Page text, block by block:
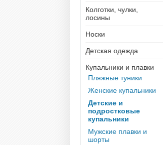
Колготки, чулки,
лосины
Носки
Детская одежда
Купальники и плавки
Пляжные туники
Женские купальники
Детские и
подростковые
купальники
Мужские плавки и
шорты